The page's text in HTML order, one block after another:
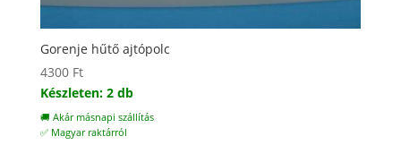
Gorenje hűtő ajtópolc
4300 Ft
Készleten: 2 db
🚚 Akár másnapi szállítás
✅ Magyar raktárról